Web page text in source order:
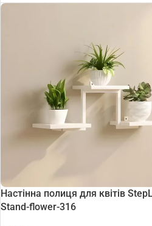
Настінна полиця для квітів
Stand-flower-316